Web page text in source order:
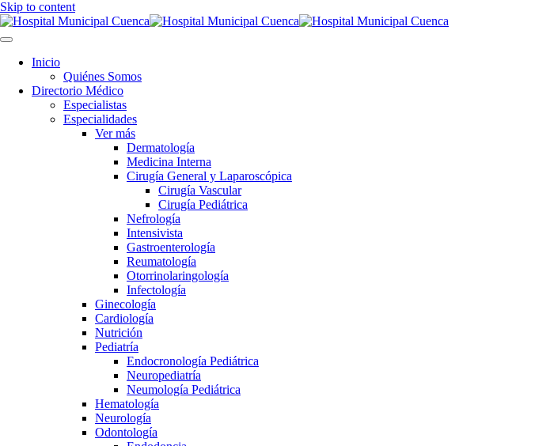
Skip to content
Inicio
Quiénes Somos
Directorio Médico
Especialistas
Especialidades
Ver más
Dermatología
Medicina Interna
Cirugía General y Laparoscópica
Cirugía Vascular
Cirugía Pediátrica
Nefrología
Intensivista
Gastroenterología
Reumatología
Otorrinolaringología
Infectología
Ginecología
Cardiología
Nutrición
Pediatría
Endocronología Pediátrica
Neuropediatría
Neumología Pediátrica
Hematología
Neurología
Odontología